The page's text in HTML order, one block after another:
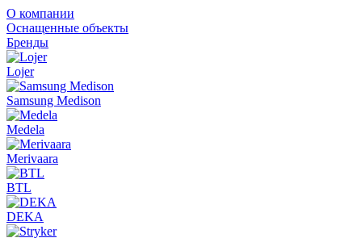
О компании
Оснащенные объекты
Бренды
Lojer
Samsung Medison
Medela
Merivaara
BTL
DEKA